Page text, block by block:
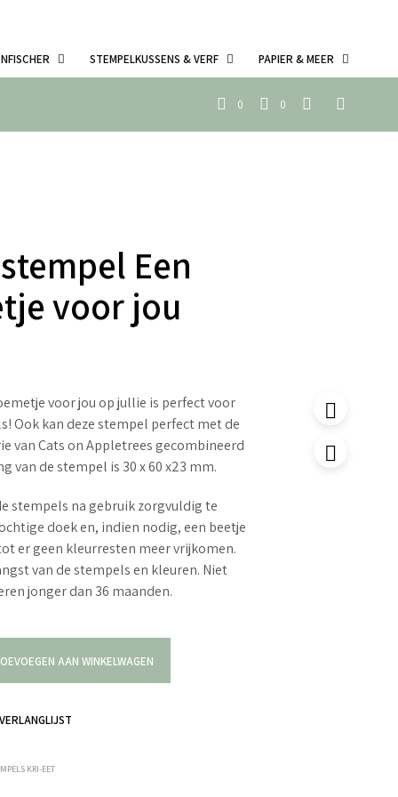
STEMPELKUSSENS & VERF PAPIER & MEER
0 0
Een
voor jou
voor jou op jullie is perfect voor
Ook kan deze stempel perfect met de
van Cats on Appletrees gecombineerd
van de stempel is 30 x 60 x23 mm.
stempels na gebruik zorgvuldig te
doek en, indien nodig, een beetje
er geen kleurresten meer vrijkomen.
van de stempels en kleuren. Niet
jonger dan 36 maanden.
AAN WINKELWAGEN
KRI-EET